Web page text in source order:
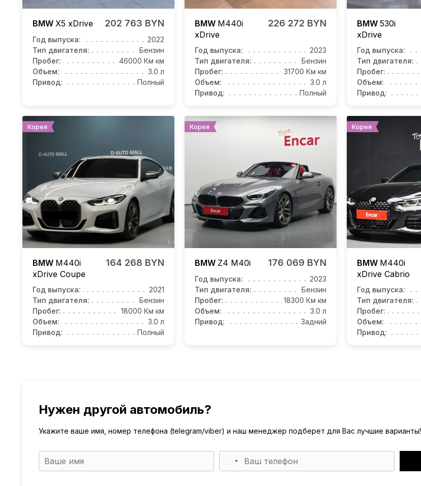
BMW X5 xDrive 202 763 BYN
Год выпуска:
2022
Тип двигателя:
Бензин
Пробег:
46000 Км км
Объем:
3.0 л
Привод:
Полный
BMW M440i
xDrive
226 272 BYN
Год выпуска:
2023
Тип двигателя:
Бензин
Пробег:
31700 Км км
Объем:
3.0 л
Привод:
Полный
BMW 530i
xDrive
Год выпуска:
Тип двигателя:
Пробег:
Объем:
Привод:
Корея
BMW M440i
xDrive Coupe
164 268 BYN
Год выпуска:
2021
Тип двигателя:
Бензин
Пробег:
18000 Км км
Объем:
3.0 л
Привод:
Полный
Корея
BMW Z4 M40i 176 069 BYN
Год выпуска:
2023
Тип двигателя:
Бензин
Пробег:
18300 Км км
Объем:
3.0 л
Привод:
Задний
Корея
BMW M440i
xDrive Cabrio
Год выпуска:
Тип двигателя:
Пробег:
Объем:
Привод:
Нужен другой автомобиль?
Укажите ваше имя, номер телефона (telegram/viber) и наш менеджер подберет для Вас лучшие варианты!